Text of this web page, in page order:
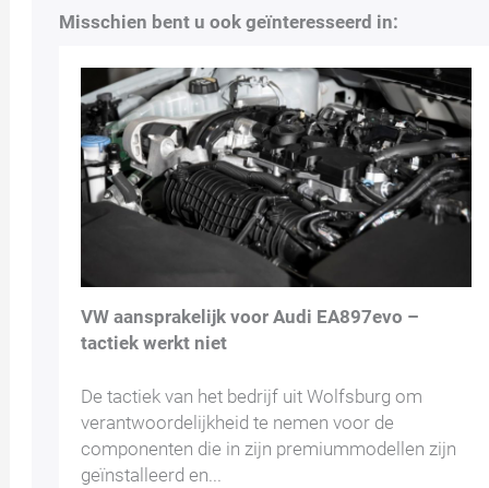
Misschien bent u ook geïnteresseerd in:
VW aansprakelijk voor Audi EA897evo –
tactiek werkt niet
De tactiek van het bedrijf uit Wolfsburg om
verantwoordelijkheid te nemen voor de
componenten die in zijn premiummodellen zijn
geïnstalleerd en...